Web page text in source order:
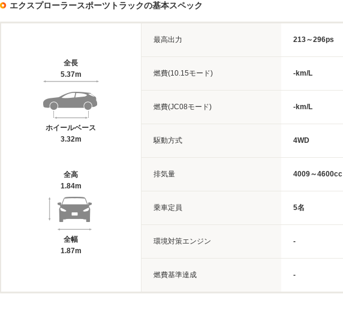
エクスプローラースポーツトラックの基本スペック
全長
5.37m
ホイールベース
3.32m
全高
1.84m
全幅
1.87m
最高出力 213～296ps
燃費(10.15モード) -km/L
燃費(JC08モード) -km/L
駆動方式 4WD
排気量 4009～4600cc
乗車定員 5名
環境対策エンジン -
燃費基準達成 -